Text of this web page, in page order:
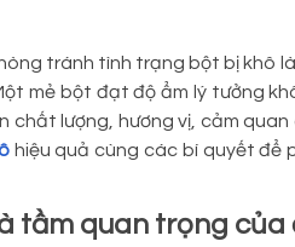
tránh tình trạng bột bị khô
mẻ bột đạt độ ẩm lý tưởng
lượng, hương vị, cảm
hiệu quả cùng các bí quyết để
tầm quan trọng của